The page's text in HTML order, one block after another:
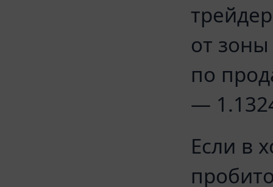
от
по
—
Если в